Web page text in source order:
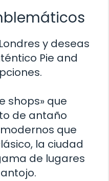
y deseas
Pie and
shops» que
de antaño
que
la ciudad
de lugares